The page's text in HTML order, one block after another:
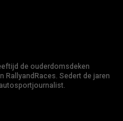
de ouderdomsdeken
RallyandRaces. Sedert de jaren